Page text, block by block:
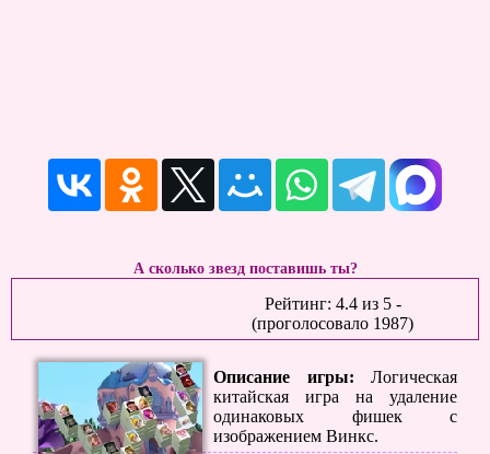
А сколько звезд поставишь ты?
Рейтинг: 4.4из 5-
(проголосовало 1987)
Описание игры: Логическая
китайская игра на удаление
одинаковых фишек с
изображением Винкс.